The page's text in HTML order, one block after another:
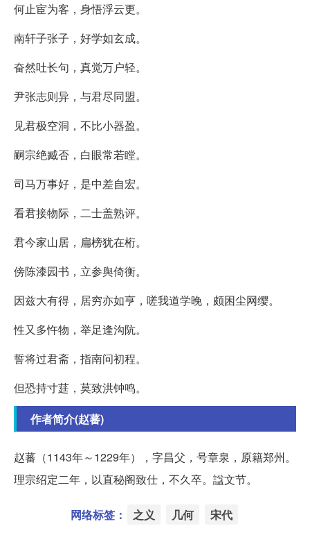
何止宦为客，身悟浮云更。
南轩子张子，好学如玄成。
奋然吐长句，真觉万户轻。
尹张志则异，与君尽同盟。
见君极空洞，不比小器盈。
嗣宗绝臧否，白眼常若瞠。
司马万事好，是中差自宏。
看君接物际，二士盖熟评。
君今家山居，扁榜犹在桁。
傍陈漆园书，立参舆倚衡。
因兹大有得，居穷亦如亨，嗟我道学晚，颇困尘网缨。
性又多忤物，举足逢沟阬。
誓将过君斋，指南问初程。
但恐持寸莛，莫致洪钟鸣。
作者简介(赵蕃)
赵蕃（1143年～1229年），字昌父，号章泉，原籍郑州。
理宗绍定二年，以直秘阁致仕，不久卒。諡文节。
网络标签： 之义 几何 宋代